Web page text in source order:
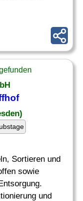
Sortieren und
sowie
und